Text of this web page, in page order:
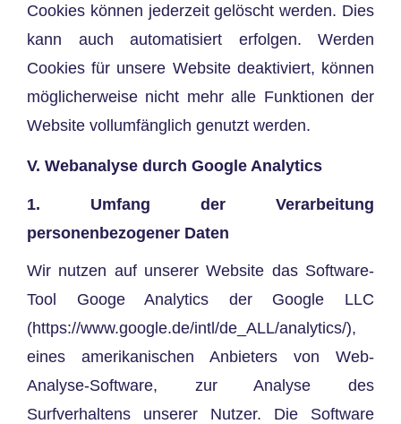
Cookies können jederzeit gelöscht werden. Dies
kann auch automatisiert erfolgen. Werden
Cookies für unsere Website deaktiviert, können
möglicherweise nicht mehr alle Funktionen der
Website vollumfänglich genutzt werden.
V. Webanalyse durch Google Analytics
1. Umfang der Verarbeitung
personenbezogener Daten
Wir nutzen auf unserer Website das Software-
Tool Googe Analytics der Google LLC
(https://www.google.de/intl/de_ALL/analytics/),
eines amerikanischen Anbieters von Web-
Analyse-Software, zur Analyse des
Surfverhaltens unserer Nutzer. Die Software